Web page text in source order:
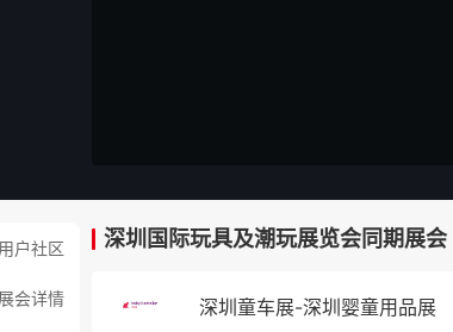
户社区
会详情
深圳国际玩具及潮玩展览会同期展会
深圳童车展-深圳婴童用品展